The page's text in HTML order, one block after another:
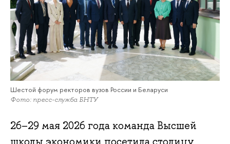
Шестой форум ректоров вузов России и Беларуси
Фото: пресс-служба БНТУ
26–29 мая 2026 года команда Высшей